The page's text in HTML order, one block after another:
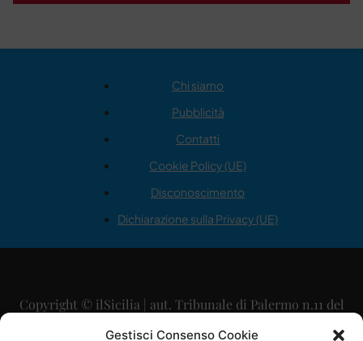
Gestisci Consenso Cookie
Chi siamo
Pubblicità
Contatti
Cookie Policy (UE)
Disconoscimento
Dichiarazione sulla Privacy (UE)
Copyright © ilSicilia | aut. Tribunale di Palermo n.11 del
29/09/2015